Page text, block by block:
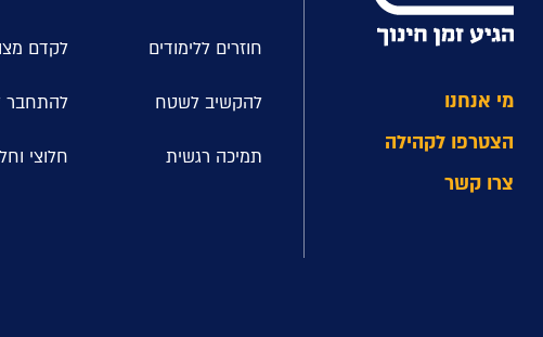
מי אנחנו
הצטרפו לקהילה
צרו קשר
חוזרים ללימודים לקדם
להקשיב לשטח להתחבר
תמיכה רגשית חלוצי